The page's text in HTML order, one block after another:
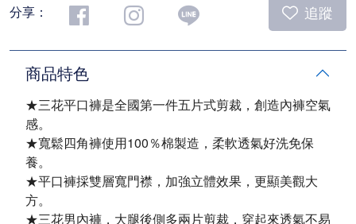
分享： 追蹤
商品特色
★三花平口褲是全國第一件五片式剪裁，創造內褲空氣
感。
★寬鬆四角褲使用100％棉製造，柔軟透氣好洗免保
養。
★平口褲採雙層寬門襟，加強立體效果，更顯美觀大
方。
★三花男內褲，大腿後側多兩片剪裁，穿起來透氣不易